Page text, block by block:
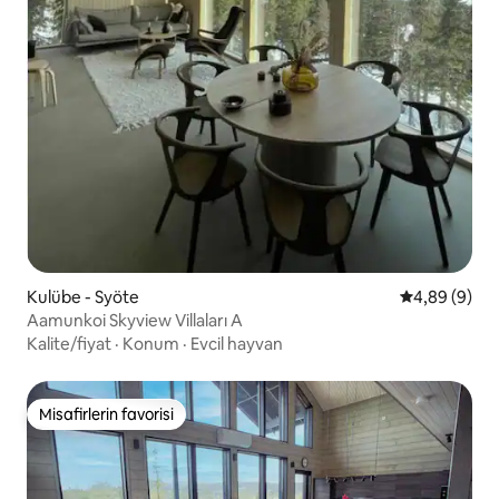
Kulübe - Syöte 5 üzerinden
4,89 (9)
Aamunkoi Skyview Villaları A
Kalite/fiyat · Konum · Evcil hayvan
Misafirlerin favorisi
Misafirlerin favorisi